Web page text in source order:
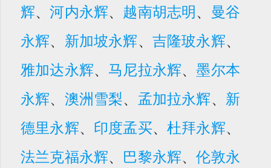
辉、河内永辉、 越南胡志明、 曼谷
永辉、 新加坡永辉、 吉隆玻永辉、
雅加达永辉、 马尼拉永辉、墨尔本
永辉、 澳洲雪梨、 孟加拉永辉、 新
德里永辉、 印度孟买、杜拜永辉、
法兰克福永辉、 巴黎永辉、伦敦永